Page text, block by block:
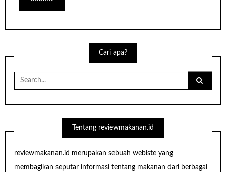
Cari apa?
Search
for:
Tentang reviewmakanan.id
reviewmakanan.id merupakan sebuah webiste yang
membagikan seputar informasi tentang makanan dari berbagai